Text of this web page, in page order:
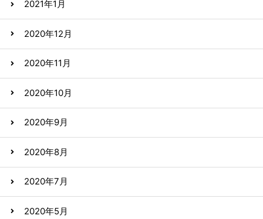
2021年1月
2020年12月
2020年11月
2020年10月
2020年9月
2020年8月
2020年7月
2020年5月